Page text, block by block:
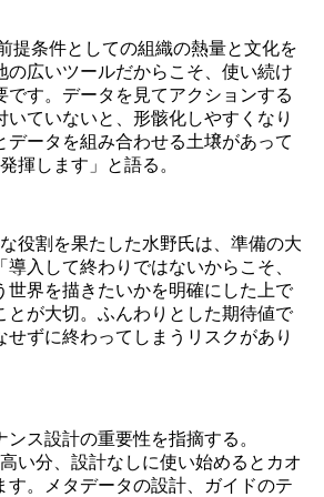
提条件としての組織の熱量と文化を
の広いツールだからこそ、使い続け
です。データを見てアクションする
いていないと、形骸化しやすくなり
データを組み合わせる土壌があって
揮します」と語る。
役割を果たした水野氏は、準備の大
入して終わりではないからこそ、
世界を描きたいかを明確にした上で
とが大切。ふんわりとした期待値で
せずに終わってしまうリスクがあり
ス設計の重要性を指摘する。
高い分、設計なしに使い始めるとカオ
す。メタデータの設計、ガイドのテ